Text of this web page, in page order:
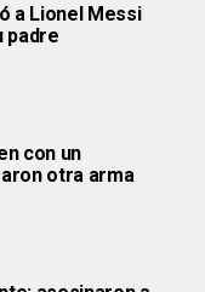
a Lionel Messi
padre
con un
otra arma